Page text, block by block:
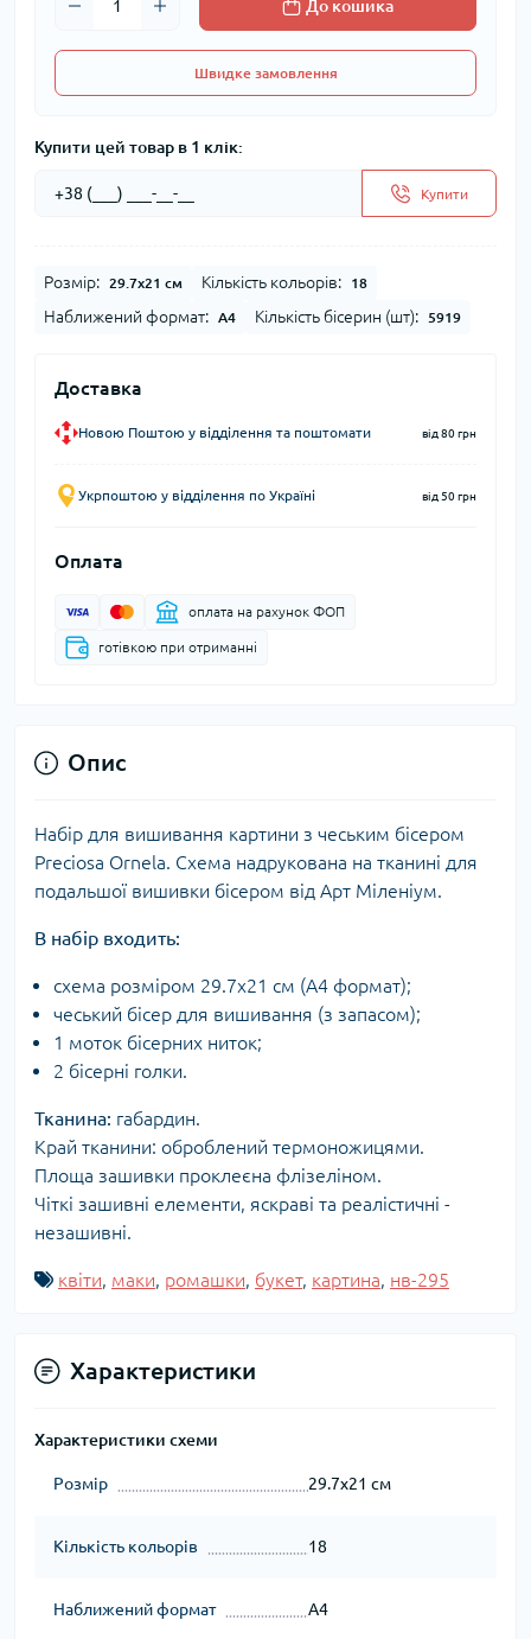
До кошика
Швидке замовлення
Купити цей товар в 1 клік:
Купити
Розмір: 29.7x21 см Кількість кольорів: 18
Наближений формат: А4 Кількість бісерин (шт): 5919
Доставка
Новою Поштою у відділення та поштомати від 80 грн
Укрпоштою у відділення по Україні від 50 грн
Оплата
оплата на рахунок ФОП
готівкою при отриманні
Опис
Набір для вишивання картини з чеським бісером
Preciosa Ornela. Схема надрукована на тканині для
подальшої вишивки бісером від Арт Міленіум.
В набір входить:
схема розміром 29.7х21 см (А4 формат);
чеський бісер для вишивання (з запасом);
1 моток бісерних ниток;
2 бісерні голки.
Тканина: габардин.
Край тканини: оброблений термоножицями.
Площа зашивки проклеєна флізеліном.
Чіткі зашивні елементи, яскраві та реалістичні -
незашивні.
квіти, маки, ромашки, букет, картина, нв-295
Характеристики
Характеристики схеми
Розмір 29.7x21 см
Кількість кольорів 18
Наближений формат А4